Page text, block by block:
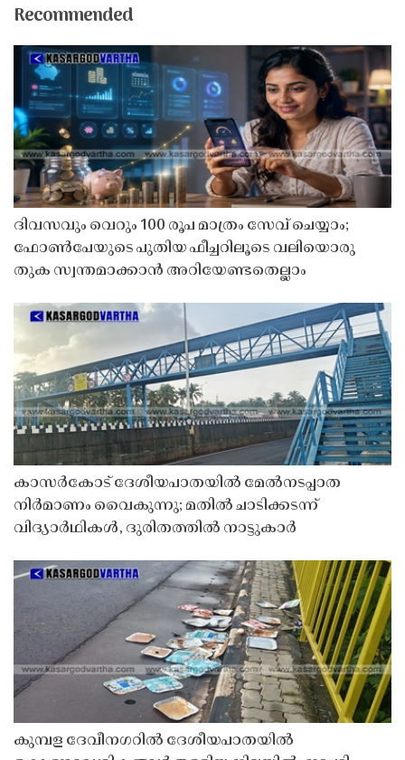
Recommended
ദിവസവും വെറും 100 രൂപ മാത്രം സേവ് ചെയ്യാം;
ഫോൺപേയുടെ പുതിയ ഫീച്ചറിലൂടെ വലിയൊരു
തുക സ്വന്തമാക്കാൻ അറിയേണ്ടതെല്ലാം
കാസർകോട് ദേശീയപാതയിൽ മേൽനടപ്പാത
നിർമാണം വൈകുന്നു; മതിൽ ചാടിക്കടന്ന്
വിദ്യാർഥികൾ, ദുരിതത്തിൽ നാട്ടുകാർ
കുമ്പള ദേവീനഗറിൽ ദേശീയപാതയിൽ